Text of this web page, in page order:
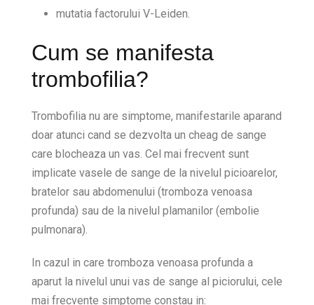
mutatia factorului V-Leiden.
Cum se manifesta
trombofilia?
Trombofilia nu are simptome, manifestarile aparand
doar atunci cand se dezvolta un cheag de sange
care blocheaza un vas. Cel mai frecvent sunt
implicate vasele de sange de la nivelul picioarelor,
bratelor sau abdomenului (tromboza venoasa
profunda) sau de la nivelul plamanilor (embolie
pulmonara).
In cazul in care tromboza venoasa profunda a
aparut la nivelul unui vas de sange al piciorului, cele
mai frecvente simptome constau in: